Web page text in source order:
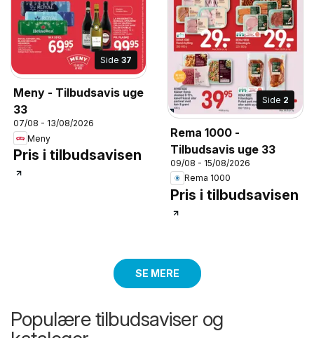
Side 37
Meny - Tilbudsavis uge
33
07/08 - 13/08/2026
Meny
Pris i tilbudsavisen
Side 2
Rema 1000 -
Tilbudsavis uge 33
09/08 - 15/08/2026
Rema 1000
Pris i tilbudsavisen
SE MERE
Populære tilbudsaviser og